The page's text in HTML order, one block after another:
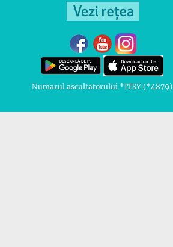
Numarul ascultatorului *ITSY (*4879)